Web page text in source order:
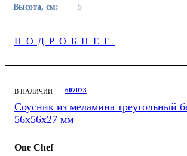
Высота, см:
5
ПОДРОБНЕЕ
В НАЛИЧИИ 607073
Соусник из меламина треугольный
56х56х27 мм
One Chef